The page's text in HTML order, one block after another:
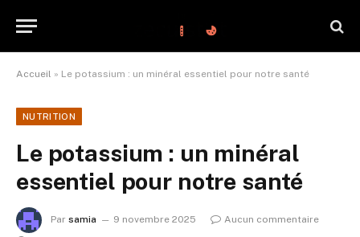
Accueil » Le potassium : un minéral essentiel pour notre santé
NUTRITION
Le potassium : un minéral
essentiel pour notre santé
Par samia 9 novembre 2025
Aucun commentaire